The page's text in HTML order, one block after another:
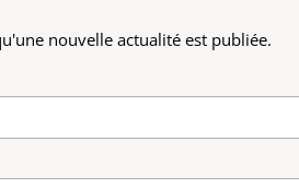
nouvelle actualité est publiée.